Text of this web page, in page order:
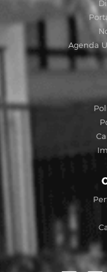
Agenda